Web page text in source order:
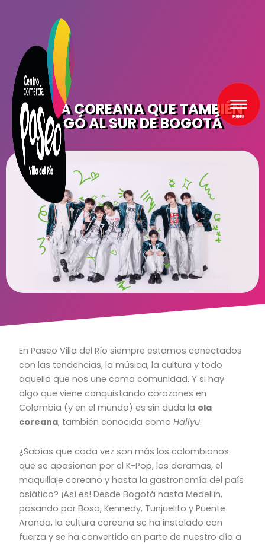
LA OLA COREANA QUE TAMBIÉN
LLEGÓ AL SUR DE BOGOTÁ
En Paseo Villa del Río siempre estamos conectados
con las tendencias, la música, la cultura y todo
aquello que nos une como comunidad. Y si hay
algo que viene conquistando corazones en
Colombia (y en el mundo) es sin duda la ola
coreana, también conocida comoHallyu.
¿Sabías que cada vez son más los colombianos
que se apasionan por el K-Pop, los doramas, el
maquillaje coreano y hasta la gastronomía del país
asiático? ¡Así es! Desde Bogotá hasta Medellín,
pasando por Bosa, Kennedy, Tunjuelito y Puente
Aranda, la cultura coreana se ha instalado con
fuerza y se ha convertido en parte de nuestro día a